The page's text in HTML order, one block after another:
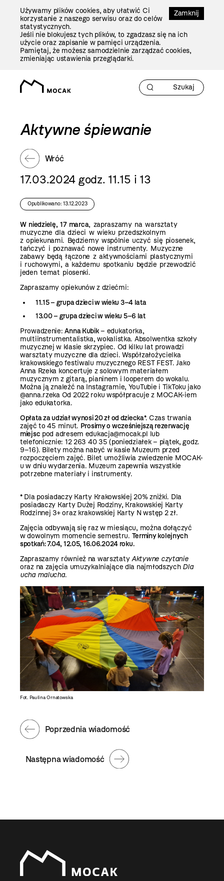
Zamknij
Używamy plików cookies, aby ułatwić Ci
korzystanie z naszego serwisu oraz do celów
statystycznych.
Jeśli nie blokujesz tych plików, to zgadzasz się na ich
użycie oraz zapisanie w pamięci urządzenia.
Pamiętaj, że możesz samodzielnie zarządzać cookies,
zmieniając ustawienia przeglądarki.
Aktywne śpiewanie
Wróć
17.03.2024 godz. 11.15 i 13
Opublikowano: 13.12.2023
W niedzielę, 17 marca, zapraszamy na warsztaty
muzyczne dla dzieci w wieku przedszkolnym
z opiekunami. Będziemy wspólnie uczyć się piosenek,
tańczyć i poznawać nowe instrumenty. Muzyczne
zabawy będą łączone z aktywnościami plastycznymi
i ruchowymi, a każdemu spotkaniu będzie przewodzić
jeden temat piosenki.
Zapraszamy opiekunów z dziećmi:
11.15 – grupa dzieci w wieku 3–4 lata
13.00 – grupa dzieci w wieku 5–6 lat
Prowadzenie:Anna Kubik– edukatorka,
multiinstrumentalistka, wokalistka. Absolwentka szkoły
muzycznej w klasie skrzypiec. Od kilku lat prowadzi
warsztaty muzyczne dla dzieci. Współzałożycielka
krakowskiego festiwalu muzycznego REST FEST. Jako
Anna Rzeka koncertuje z solowym materiałem
muzycznym z gitarą, pianinem i looperem do wokalu.
Można ją znaleźć na Instagramie, YouTubie i TikToku jako
@anna.rzeka Od 2022 roku współpracuje z MOCAK-iem
jako edukatorka.
Opłata za udział wynosi 20 zł od dziecka*. Czas trwania
zajęć to 45 minut. Prosimy o wcześniejszą rezerwację
miejsc pod adresem edukacja@mocak.pl lub
telefonicznie: 12 263 40 35 (poniedziałek – piątek, godz.
9–16). Bilety można nabyć w kasie Muzeum przed
rozpoczęciem zajęć. Bilet umożliwia zwiedzenie MOCAK-
u w dniu wydarzenia. Muzeum zapewnia wszystkie
potrzebne materiały i instrumenty.
* Dla posiadaczy Karty Krakowskiej 20% zniżki. Dla
posiadaczy Karty Dużej Rodziny, Krakowskiej Karty
Rodzinnej 3+ oraz krakowskiej Karty N wstęp 2 zł.
Zajęcia odbywają się raz w miesiącu, można dołączyć
w dowolnym momencie semestru. Terminy kolejnych
spotkań: 7.04, 12.05, 16.06.2024 roku.
Zapraszamy również na warsztatyAktywne czytanie
oraz na zajęcia umuzykalniające dla najmłodszych Dla
ucha malucha.
Fot. Paulina Ornatowska
Następna wiadomość
Poprzednia wiadomość